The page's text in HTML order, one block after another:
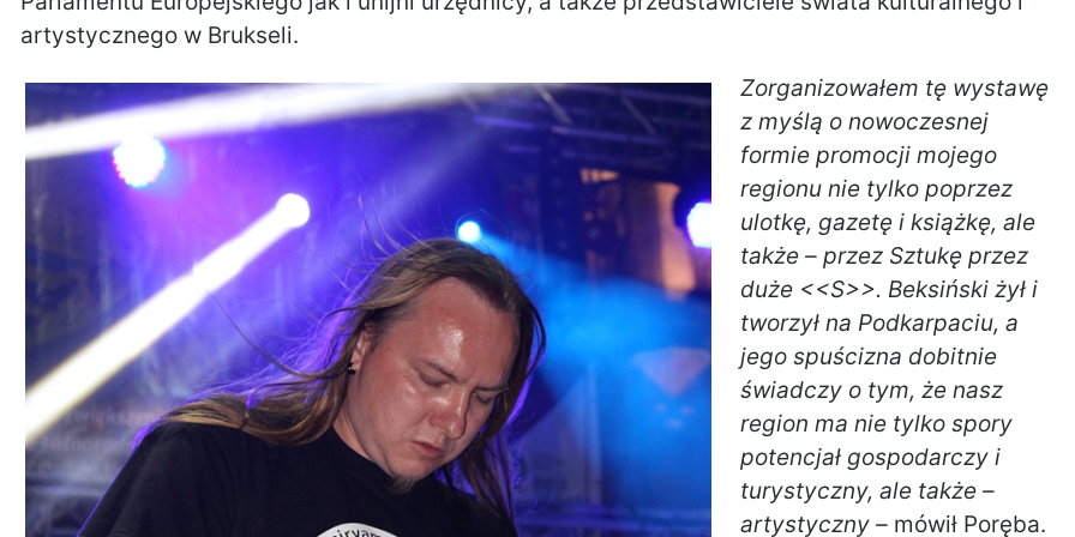
artystycznego w Brukseli.
Zorganizowałem tę wystawę
z myślą o nowoczesnej
formie promocji mojego
regionu nie tylko poprzez
ulotkę, gazetę i książkę, ale
także – przez Sztukę przez
duże <<S>>. Beksiński żył i
tworzył na Podkarpaciu, a
jego spuścizna dobitnie
świadczy o tym, że nasz
region ma nie tylko spory
potencjał gospodarczy i
turystyczny, ale także –
artystyczny – mówił Poręba.